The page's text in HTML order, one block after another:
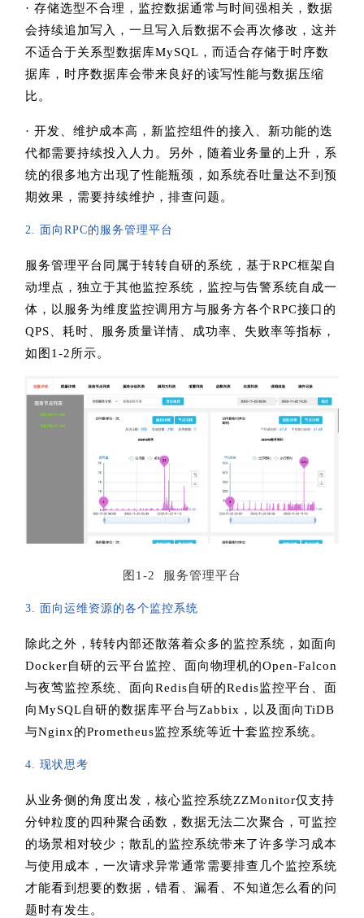
· 存储选型不合理，监控数据通常与时间强相关，数据
会持续追加写入，一旦写入后数据不会再次修改，这并
不适合于关系型数据库MySQL，而适合存储于时序数
据库，时序数据库会带来良好的读写性能与数据压缩
比。
· 开发、维护成本高，新监控组件的接入、新功能的迭
代都需要持续投入人力。另外，随着业务量的上升，系
统的很多地方出现了性能瓶颈，如系统吞吐量达不到预
期效果，需要持续维护，排查问题。
2. 面向RPC的服务管理平台
服务管理平台同属于转转自研的系统，基于RPC框架自
动埋点，独立于其他监控系统，监控与告警系统自成一
体，以服务为维度监控调用方与服务方各个RPC接口的
QPS、耗时、服务质量详情、成功率、失败率等指标，
如图1-2所示。
图1-2 服务管理平台
3. 面向运维资源的各个监控系统
除此之外，转转内部还散落着众多的监控系统，如面向
Docker自研的云平台监控、面向物理机的Open-Falcon
与夜莺监控系统、面向Redis自研的Redis监控平台、面
向MySQL自研的数据库平台与Zabbix，以及面向TiDB
与Nginx的Prometheus监控系统等近十套监控系统。
4. 现状思考
从业务侧的角度出发，核心监控系统ZZMonitor仅支持
分钟粒度的四种聚合函数，数据无法二次聚合，可监控
的场景相对较少；散乱的监控系统带来了许多学习成本
与使用成本，一次请求异常通常需要排查几个监控系统
才能看到想要的数据，错看、漏看、不知道怎么看的问
题时有发生。